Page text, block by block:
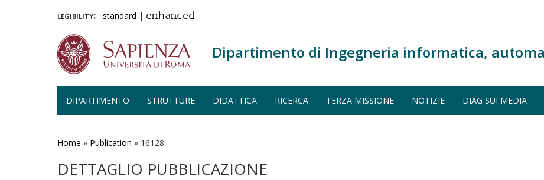
legibility: standard | enhanced
Dipartimento di Ingegneria informatica,
DIPARTIMENTO STRUTTURE DIDATTICA RICERCA TERZA MISSIONE NOTIZIE DIAG SUI MEDIA
Home » Publication » 16128
DETTAGLIO PUBBLICAZIONE